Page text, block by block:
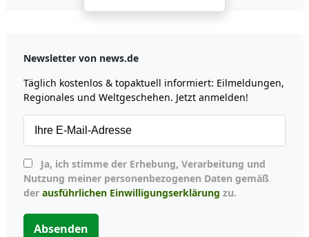
Newsletter von news.de
Täglich kostenlos & topaktuell informiert: Eilmeldungen,
Regionales und Weltgeschehen. Jetzt anmelden!
Nutzung meiner personenbezogenen Daten gemäß
der ausführlichen Einwilligungserklärung zu.
Absenden